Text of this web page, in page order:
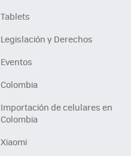
Tablets
Legislación y Derechos
Eventos
Colombia
Importación de celulares en
Colombia
Xiaomi